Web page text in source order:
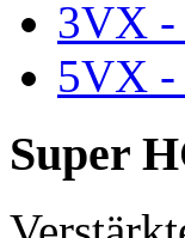
3VX -
5VX -
Super